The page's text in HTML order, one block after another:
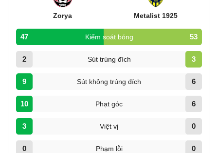
Zorya Metalist 1925
47 Kiểm soát bóng 53
2 Sút trúng đích 3
9 Sút không trúng đích 6
10 Phạt góc 6
3 Việt vị 0
0 Phạm lỗi 0